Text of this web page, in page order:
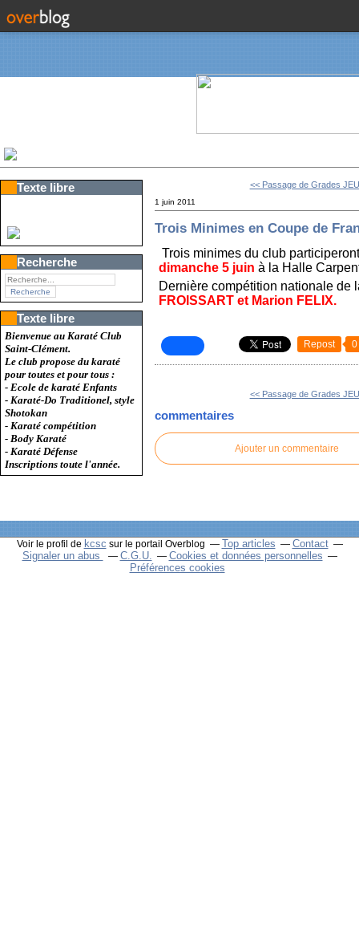
Texte libre
Recherche
Texte libre
Bienvenue au Karaté Club
Saint-Clément.
Le club propose du karaté
pour toutes et pour tous :
- Ecole de karaté Enfants
- Karaté-Do Traditionel, style
Shotokan
- Karaté compétition
- Body Karaté
- Karaté Défense
Inscriptions toute l'année.
<< Passage de Grades
1 juin 2011
Trois Minimes en Coupe de
Trois minimes du club
dimanche 5 juin à la Halle
Dernière compétition nationale de
FROISSART et Marion FELIX.
Repost 0
<< Passage de Grades
commentaires
Ajouter un commentaire
Voir le profil de kcsc sur le portail Overblog Top articles
Contact
Signaler un abus
C.G.U.
Cookies et données personnelles
Préférences cookies